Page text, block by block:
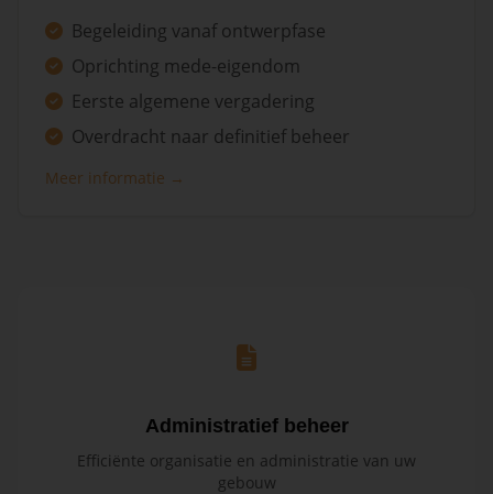
Begeleiding vanaf ontwerpfase
Oprichting mede-eigendom
Eerste algemene vergadering
Overdracht naar definitief beheer
Meer informatie →
Administratief beheer
Efficiënte organisatie en administratie van uw
gebouw